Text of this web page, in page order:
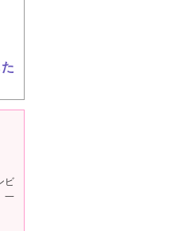
ビ
一